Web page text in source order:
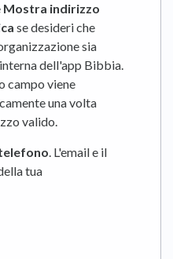
Mostra indirizzo
se desideri che
sia
dell'app Bibbia.
campo viene
una volta
valido.
. L'email e il
tua